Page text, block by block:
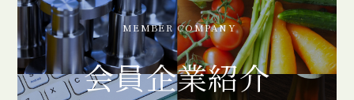
MEMBER COMPANY
会員企業紹介